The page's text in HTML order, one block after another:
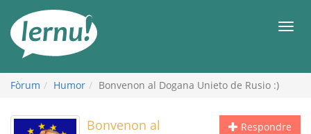
contingut
Fòrum Humor Bonvenon al Dogana Unieto de Rusio :)
Respondre
Bonvenon al